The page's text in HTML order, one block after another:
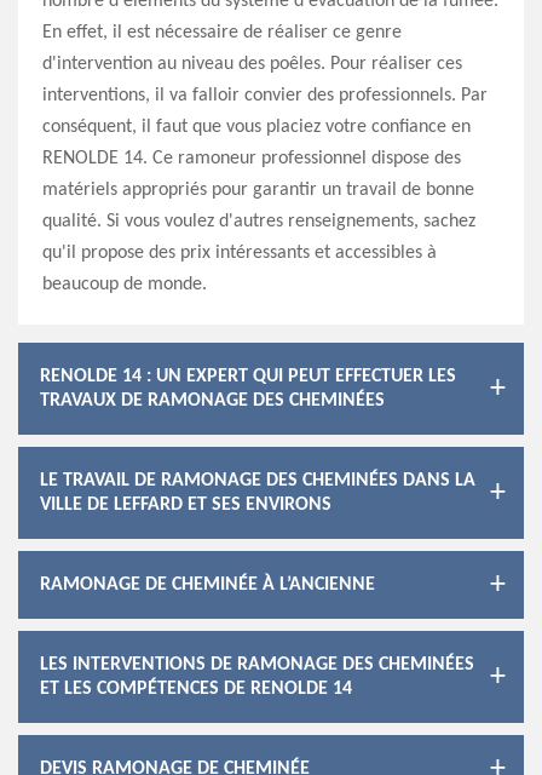
En effet, il est nécessaire de réaliser ce genre
d'intervention au niveau des poêles. Pour réaliser ces
interventions, il va falloir convier des professionnels. Par
conséquent, il faut que vous placiez votre confiance en
RENOLDE 14. Ce ramoneur professionnel dispose des
matériels appropriés pour garantir un travail de bonne
qualité. Si vous voulez d'autres renseignements, sachez
qu'il propose des prix intéressants et accessibles à
beaucoup de monde.
RENOLDE 14 : UN EXPERT QUI PEUT EFFECTUER LES
TRAVAUX DE RAMONAGE DES CHEMINÉES
LE TRAVAIL DE RAMONAGE DES CHEMINÉES DANS LA
VILLE DE LEFFARD ET SES ENVIRONS
RAMONAGE DE CHEMINÉE À L’ANCIENNE
LES INTERVENTIONS DE RAMONAGE DES CHEMINÉES
ET LES COMPÉTENCES DE RENOLDE 14
DEVIS RAMONAGE DE CHEMINÉE